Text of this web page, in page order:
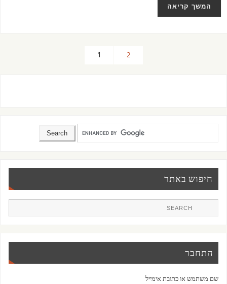
המשך קריאה
1 2
חיפוש באתר
התחבר
שם משתמש או כתובת אימייל